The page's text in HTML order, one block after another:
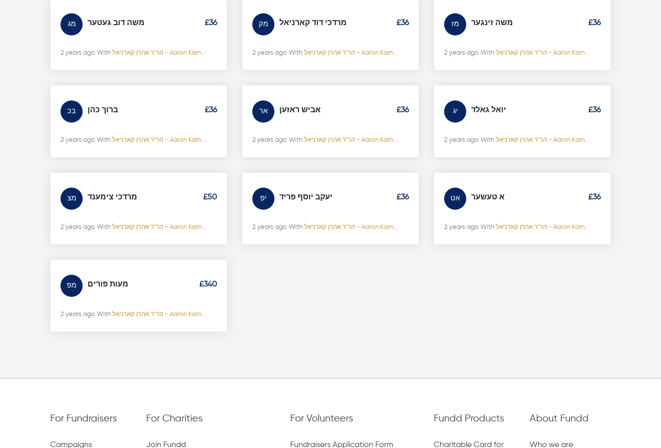
מג משה דוב געטער £36
2 years ago With הר"ר אהרן קארניאל - Aaron Karn...
מק מרדכי דוד קארניאל £36
2 years ago With הר"ר אהרן קארניאל - Aaron Karn...
מז משה זינגער £36
2 years ago With הר"ר אהרן קארניאל - Aaron Karn...
בכ ברוך כהן £36
2 years ago With הר"ר אהרן קארניאל - Aaron Karn...
אר אביש ראזען £36
2 years ago With הר"ר אהרן קארניאל - Aaron Karn...
יג יואל גאלד £36
2 years ago With הר"ר אהרן קארניאל - Aaron Karn...
מצ מרדכי צימענד £50
2 years ago With הר"ר אהרן קארניאל - Aaron Karn...
יפ יעקב יוסף פריד £36
2 years ago With הר"ר אהרן קארניאל - Aaron Karn...
אט א טעשער £36
2 years ago With הר"ר אהרן קארניאל - Aaron Karn...
מפ מעות פורים £340
2 years ago With הר"ר אהרן קארניאל - Aaron Karn...
For Fundraisers
Campaigns
For Charities
Join Fundd
For Volunteers
Fundraisers Application Form
Fundd Products
Charitable Card for
About Fundd
Who we are